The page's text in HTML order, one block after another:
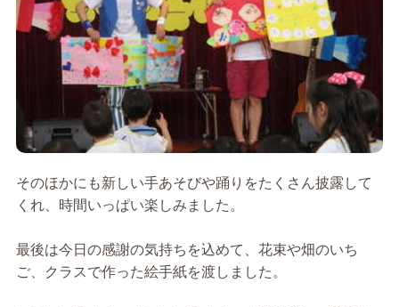
そのほかにも新しい手あそびや踊りをたくさん披露して
くれ、時間いっぱい楽しみました。
最後は今日の感謝の気持ちを込めて、花束や畑のいち
ご、クラスで作った絵手紙を渡しました。